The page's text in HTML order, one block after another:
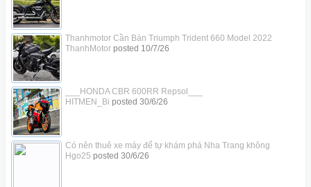
Thanhmotor Cần Bán Triumph Trident 660 Model 2022
ThanhMotorposted 10/7/26
___HONDA CBR 600RR Repsol___
HITMEN_Bi posted 30/6/26
Có nên thuê xe máy để tự khám phá Nha Trang không
Hgo25 posted 30/6/26